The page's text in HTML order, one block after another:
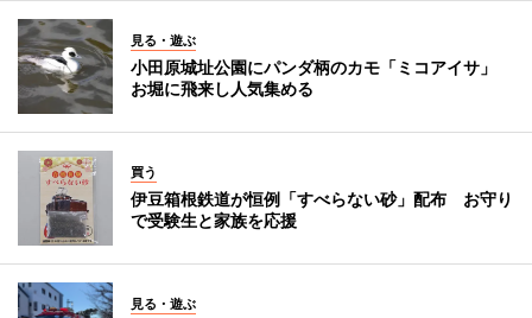
見る・遊ぶ
小田原城址公園にパンダ柄のカモ「ミコアイサ」
お堀に飛来し人気集める
買う
伊豆箱根鉄道が恒例「すべらない砂」配布 お守り
で受験生と家族を応援
見る・遊ぶ